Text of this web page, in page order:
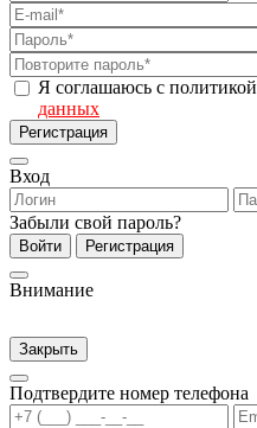
Я соглашаюсь с политикой
данных
Регистрация
Вход
Забыли свой пароль?
Войти Регистрация
Внимание
Закрыть
Подтвердите номер телефона